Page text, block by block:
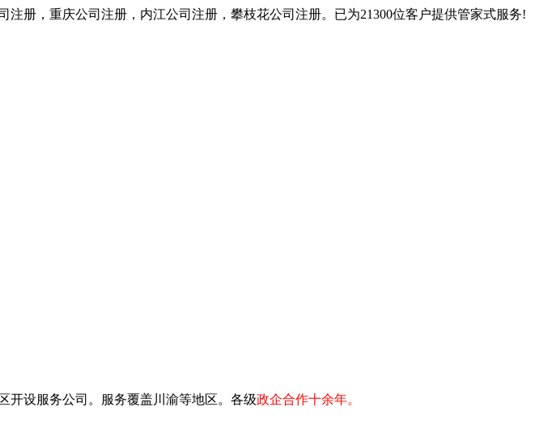
册，重庆公司注册，内江公司注册，攀枝花公司注册。已为21300位客户提供管家式服务!
开设服务公司。服务覆盖川渝等地区。各级政企合作十余年。